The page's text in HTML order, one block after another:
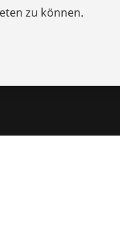
zu können.